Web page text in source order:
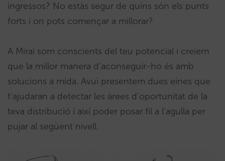
ingressos? No estàs segur de quins són els punts
forts i on pots començar a millorar?
A Mirai som conscients del teu potencial i creiem
que la millor manera d’aconseguir-ho és amb
solucions a mida. Avui presentem dues eines que
t’ajudaran a detectar les àrees d’oportunitat de la
teva distribució i així poder posar fil a l’agulla per
pujar al següent nivell.